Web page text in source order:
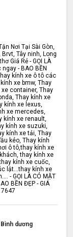
Nơi Tại Sài Gòn,
Tây ninh, Long
Giá Rẻ - GỌI LÀ
ngay - BAO BỀN
kính xe ô tô các
xe bmw, Thay
container, Thay
Thay kính xe
kính xe lexus,
xe mercedes,
kính xe renault,
kính xe suzuki,
kính xe tải, Thay
kéo, Thay kính
ô tô,thay kính xe
thay kính xe
kính xe cuốc,
lật...thay kính xe
- GỌI LÀ CÓ MẶT
BỀN ĐẸP - GIÁ
7647
dương